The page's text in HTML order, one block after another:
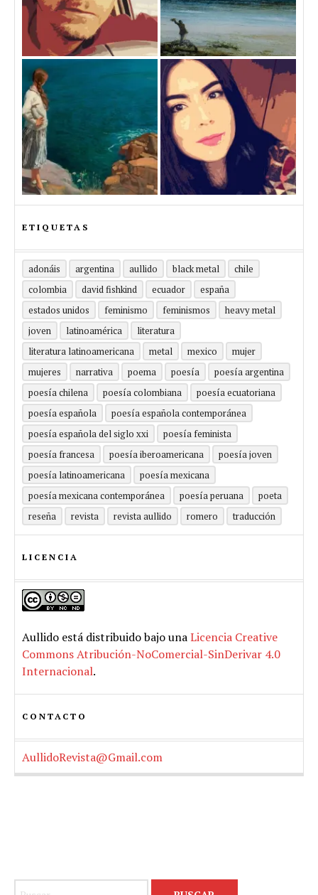
ETIQUETAS
adonáis argentina aullido black metal
chile
colombia
david fishkind ecuador
españa
estados unidos
feminismo feminismos
heavy metal
joven
latinoamérica
literatura
literatura latinoamericana
metal mexico
mujer
mujeres
narrativa poema poesía
poesía argentina
poesía chilena
poesía colombiana
poesía ecuatoriana
poesía española
poesía española contemporánea
poesía española del siglo xxi
poesía feminista
poesía francesa
poesía iberoamericana
poesía joven
poesía latinoamericana
poesía mexicana
poesía mexicana contemporánea
poesía peruana
poeta
reseña
revista revista aullido romero traducción
LICENCIA
Aullido está distribuido bajo unaLicencia Creative
Commons Atribución-NoComercial-SinDerivar 4.0
Internacional.
CONTACTO
AullidoRevista@Gmail.com